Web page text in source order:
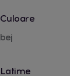
Culoare
bej
Latime